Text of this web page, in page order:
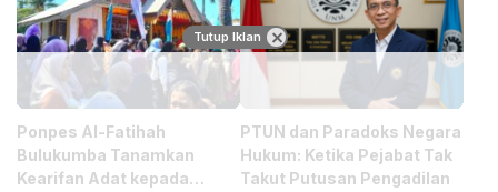
Ponpes Al-Fatihah
Bulukumba Tanamkan
Kearifan Adat kepada
PTUN dan Paradoks Negara
Hukum: Ketika Pejabat Tak
Takut Putusan Pengadilan
Tutup Iklan